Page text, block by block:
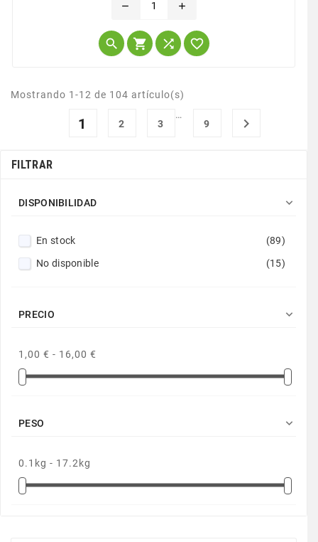
remove add
   
Mostrando 1-12 de 104 artículo(s)
1 2 3
…
9

FILTRAR
DISPONIBILIDAD 
En stock
(89)
No disponible
(15)
PRECIO 
1,00 € - 16,00 €
PESO 
0.1kg - 17.2kg